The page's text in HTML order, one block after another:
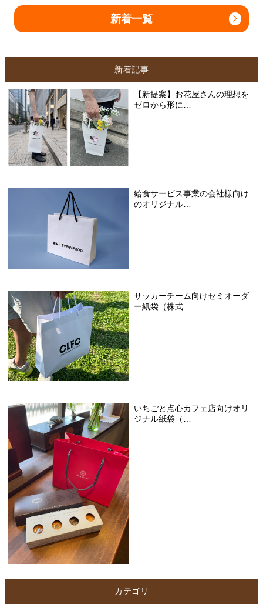
新着一覧
新着記事
【新提案】お花屋さんの理想を
ゼロから形に…
給食サービス事業の会社様向け
のオリジナル…
サッカーチーム向けセミオーダ
ー紙袋（株式…
いちごと点心カフェ店向けオリ
ジナル紙袋（…
カテゴリ